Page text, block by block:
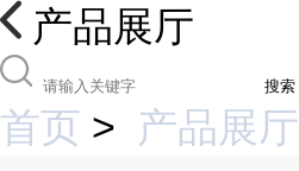
产品展厅
搜索
首页 > 产品展厅